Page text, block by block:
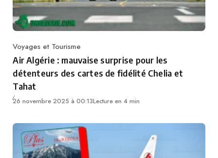
Category
Voyages et Tourisme
Air Algérie : mauvaise surprise pour les
détenteurs des cartes de fidélité Chelia et
Tahat
26 novembre 2025 à 00:13Lecture en 4 min